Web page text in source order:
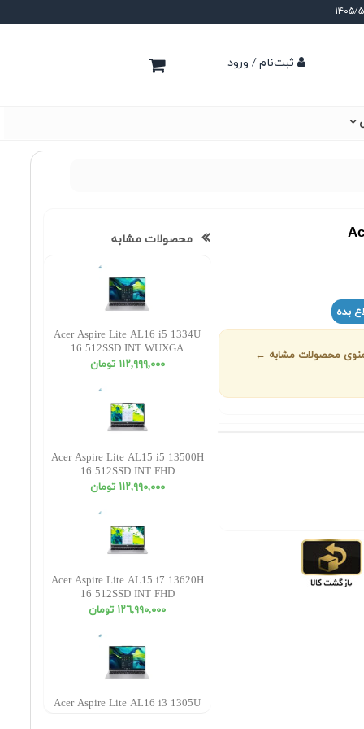
ثبت‌نام / ورود
بده
منوی محصولات مشابه ←
محصولات مشابه
Acer Aspire Lite AL16 i5 1334U
16 512SSD INT WUXGA
١١٢,٩٩٩,٠٠٠ تومان
Acer Aspire Lite AL15 i5 13500H
16 512SSD INT FHD
١١٢,٩٩٠,٠٠٠ تومان
Acer Aspire Lite AL15 i7 13620H
16 512SSD INT FHD
١٢٦,٩٩٠,٠٠٠ تومان
Acer Aspire Lite AL16 i3 1305U